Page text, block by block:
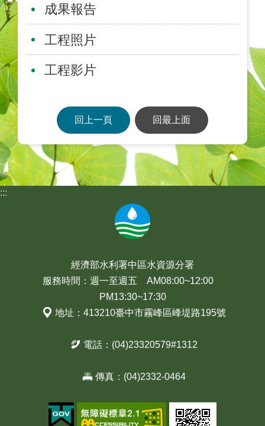
成果報告
工程照片
工程影片
回上一頁 回最上面
:::
經濟部水利署中區水資源分署
服務時間：週一至週五 AM08:00~12:00
PM13:30~17:30
地址：413210臺中市霧峰區峰堤路195號
電話：(04)23320579#1312
傳真：(04)2332-0464